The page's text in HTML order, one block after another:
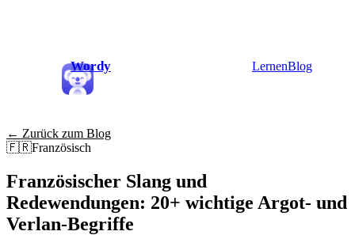
Wordy LernenBlog
← Zurück zum Blog
🇫🇷Französisch
Französischer Slang und
Redewendungen: 20+ wichtige Argot- und
Verlan-Begriffe